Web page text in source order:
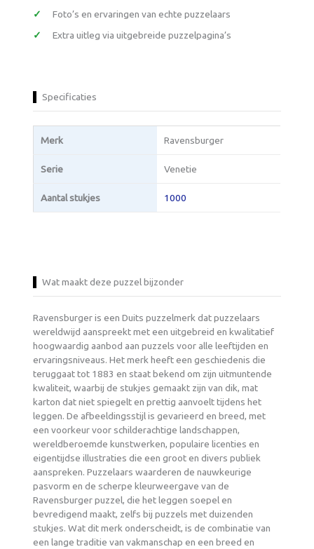
Foto’s en ervaringen van echte puzzelaars
Extra uitleg via uitgebreide puzzelpagina’s
Specificaties
Merk Ravensburger
Serie Venetie
Aantal stukjes 1000
Wat maakt deze puzzel bijzonder
Ravensburger is een Duits puzzelmerk dat puzzelaars
wereldwijd aanspreekt met een uitgebreid en kwalitatief
hoogwaardig aanbod aan puzzels voor alle leeftijden en
ervaringsniveaus. Het merk heeft een geschiedenis die
teruggaat tot 1883 en staat bekend om zijn uitmuntende
kwaliteit, waarbij de stukjes gemaakt zijn van dik, mat
karton dat niet spiegelt en prettig aanvoelt tijdens het
leggen. De afbeeldingsstijl is gevarieerd en breed, met
een voorkeur voor schilderachtige landschappen,
wereldberoemde kunstwerken, populaire licenties en
eigentijdse illustraties die een groot en divers publiek
aanspreken. Puzzelaars waarderen de nauwkeurige
pasvorm en de scherpe kleurweergave van de
Ravensburger puzzel, die het leggen soepel en
bevredigend maakt, zelfs bij puzzels met duizenden
stukjes. Wat dit merk onderscheidt, is de combinatie van
een lange traditie van vakmanschap en een breed en